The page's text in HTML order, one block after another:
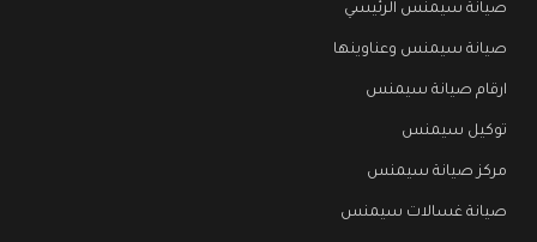
صيانة سيمنس الرئيسي
صيانة سيمنس وعناوينها
ارقام صيانة سيمنس
توكيل سيمنس
مركز صيانة سيمنس
صيانة غسالات سيمنس